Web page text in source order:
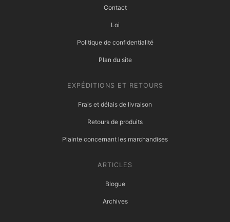
Contact
Loi
Politique de confidentialité
Plan du site
EXPÉDITIONS ET RETOURS
Frais et délais de livraison
Retours de produits
Plainte concernant les marchandises
ARTICLES
Blogue
Archives